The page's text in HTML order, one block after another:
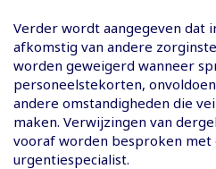
Verder wordt aangegeven dat
afkomstig van andere
worden geweigerd wanneer
personeelstekorten,
andere omstandigheden die
maken. Verwijzingen van
vooraf worden besproken met
urgentiespecialist.